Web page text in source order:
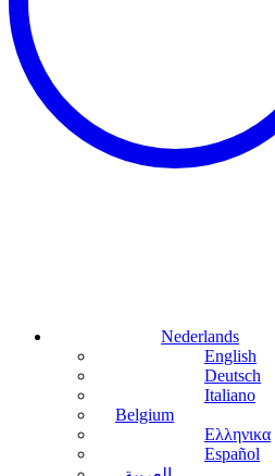
Nederlands
English
Deutsch
Italiano
Belgium
Ελληνικα
Español